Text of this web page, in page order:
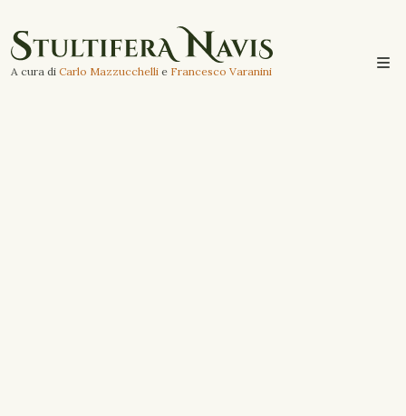
A cura di Carlo Mazzucchelli e Francesco Varanini